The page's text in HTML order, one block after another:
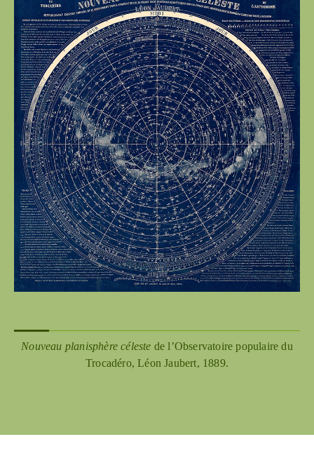
Nouveau planisphère céleste de l’Observatoire populaire du
Trocadéro, Léon Jaubert, 1889.